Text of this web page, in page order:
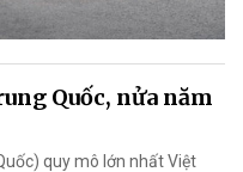
Quốc, nửa năm
quy mô lớn nhất Việt